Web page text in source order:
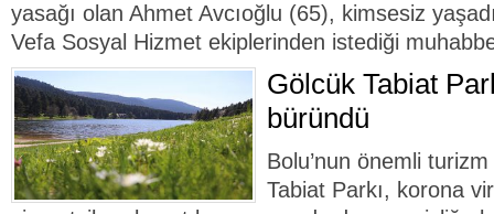
yasağı olan Ahmet Avcıoğlu (65), kimsesiz
Vefa Sosyal Hizmet ekiplerinden istediği
Gölcük Tabiat
büründü
Bolu’nun önemli
Tabiat Parkı, korona